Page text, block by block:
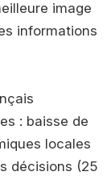
image
informations
: baisse de
locales
décisions (25